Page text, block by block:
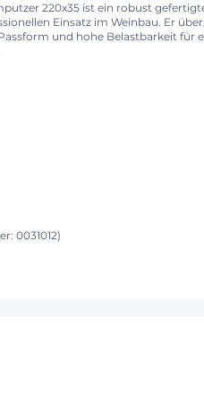
220x35 ist ein robust
Einsatz im Weinbau. Er
und hohe Belastbarkeit für
0031012)